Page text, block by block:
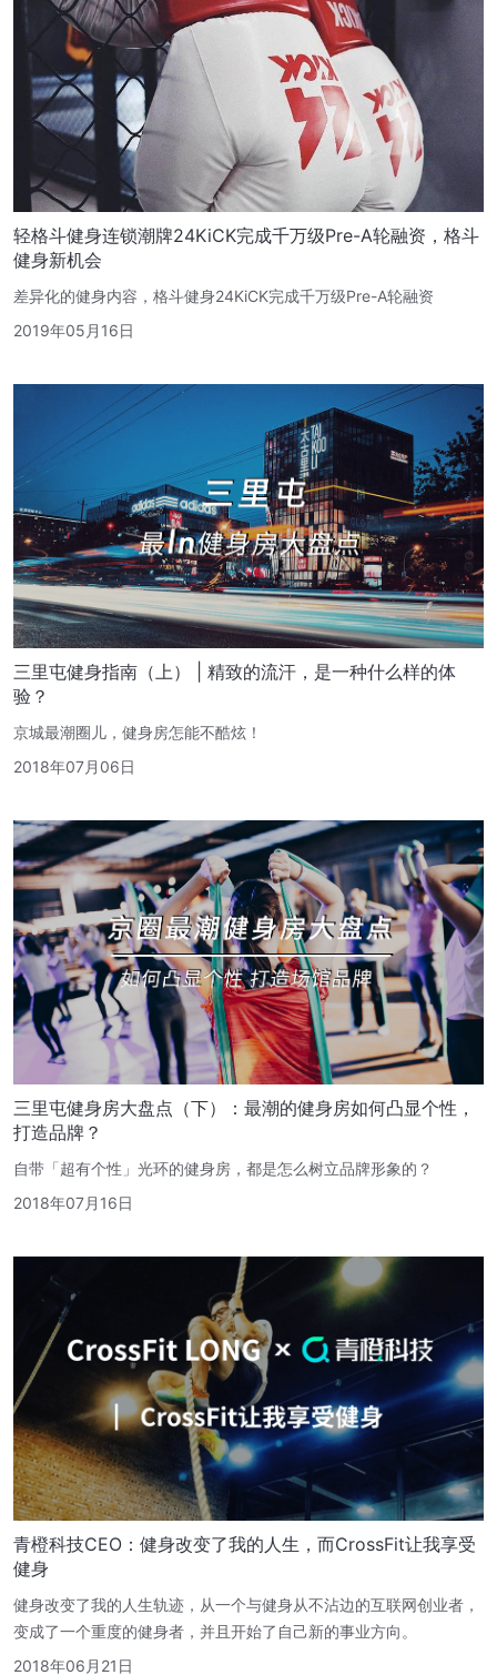
轻格斗健身连锁潮牌24KiCK完成千万级Pre-A轮融资，格斗
健身新机会
差异化的健身内容，格斗健身24KiCK完成千万级Pre-A轮融资
2019年05月16日
三里屯健身指南（上） | 精致的流汗，是一种什么样的体
验？
京城最潮圈儿，健身房怎能不酷炫！
2018年07月06日
三里屯健身房大盘点（下）：最潮的健身房如何凸显个性，
打造品牌？
自带「超有个性」光环的健身房，都是怎么树立品牌形象的？
2018年07月16日
青橙科技CEO：健身改变了我的人生，而CrossFit让我享受
健身
健身改变了我的人生轨迹，从一个与健身从不沾边的互联网创业者，
变成了一个重度的健身者，并且开始了自己新的事业方向。
2018年06月21日